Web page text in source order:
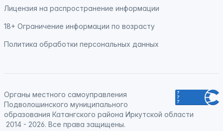
Лицензия на распространение информации
18+ Ограничение информации по возрасту
Политика обработки персональных данных
Органы местного самоуправления
Подволошинского муниципального
образования Катангского района Иркутской области
2014 - 2026. Все права защищены.